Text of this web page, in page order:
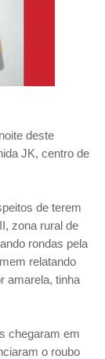
deste
JK, centro de
de terem
zona rural de
rondas pela
relatando
amarela, tinha
chegaram em
o roubo